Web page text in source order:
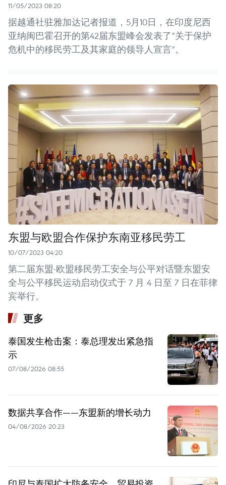
11/05/2023 08:20
据越通社驻雅加达记者报道，5月10日，在印度尼西
亚纳闽巴霍召开的第42届东盟峰会发表了“关于保护
危机中的移民劳工及其家庭的领导人宣言”。
东盟与欧盟合作保护东南亚移民劳工
10/07/2023 04:20
第二届东盟-欧盟移民劳工安全与公平对话暨东盟安
全与公平移民运动启动仪式于 7 月 4 日至 7 日在菲律
宾举行。
更多
泰国发生枪击案：泰总理发出紧急指
示
07/08/2026 08:55
数据共享合作——东盟新的增长动力
04/08/2026 20:23